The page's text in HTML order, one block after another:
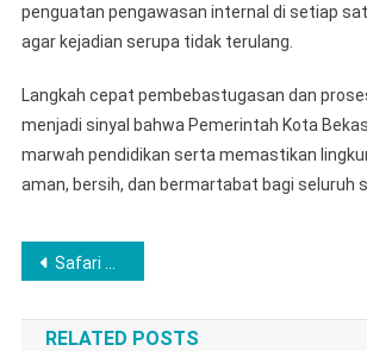
penguatan pengawasan internal di setiap
agar kejadian serupa tidak terulang.
Langkah cepat pembebastugasan dan
menjadi sinyal bahwa Pemerintah Kota
marwah pendidikan serta memastikan
aman, bersih, dan bermartabat bagi seluruh
Navigasi
pos
Safari Ramadhan 1447. H. Di Kecamatan Papalang
RELATED POSTS